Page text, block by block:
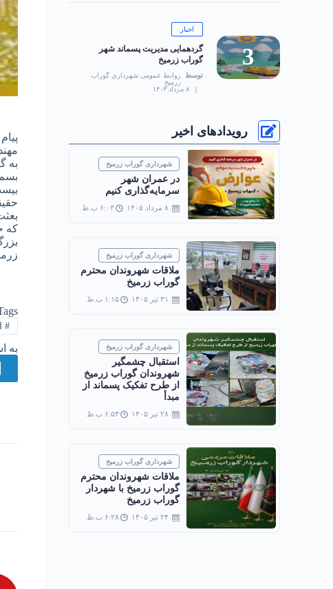
به
که
#
به
اخبار
گردهمایی مدیریت پسماند شهر
گوراب زرمیخ
توسط
روابط عمومی شهرداری گوراب
زرمیخ
۸ مرداد ۱۴۰۳
رویدادهای اخیر
شهرداری گوراب زرمیخ
در عمران شهر
سرمایه‌گذاری کنیم
۸ مرداد ۱۴۰۵ ۶:۰۳ ب.ظ
شهرداری گوراب زرمیخ
ملاقات شهروندان محترم
گوراب زرمیخ
۳۱ تیر ۱۴۰۵ ۱:۱۵ ب.ظ
شهرداری گوراب زرمیخ
استقبال چشمگیر
شهروندان گوراب زرمیخ
از طرح تفکیک پسماند از
مبدأ
۲۸ تیر ۱۴۰۵ ۶:۵۳ ب.ظ
شهرداری گوراب زرمیخ
ملاقات شهروندان محترم
گوراب زرمیخ با شهردار
گوراب زرمیخ
۲۴ تیر ۱۴۰۵ ۶:۲۸ ب.ظ